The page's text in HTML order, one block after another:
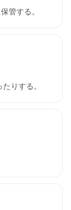
管する。
りする。